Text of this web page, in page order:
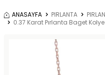
ANASAYFA PIRLANTA
0.37 Karat Pırlanta Baget Kolye